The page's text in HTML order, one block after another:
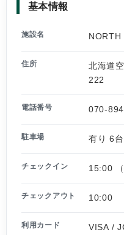
基本情報
施設名 NORTH
住所
北海道
222
電話番号 070-
駐車場 有り 6
チェックイン 15:00
チェックアウト 10:00
利用カード VISA /